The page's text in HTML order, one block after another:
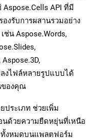
Aspose.Cells API ที่มี
งรับการผสานรวมอย่าง
ช่น Aspose.Words,
งไฟล์หลายรูปแบบได้
ของคุณ
ประเภท ช่วยเพิ่ม
ด้วยความยืดหยุ่นที่เหนือ
ทั้งหมดบนแพลตฟอร์ม